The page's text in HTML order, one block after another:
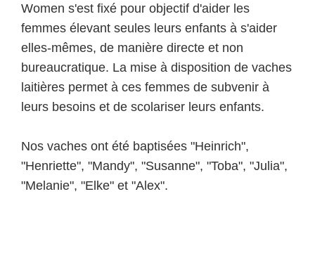
Women s'est fixé pour objectif d'aider les
femmes élevant seules leurs enfants à s'aider
elles-mêmes, de manière directe et non
bureaucratique. La mise à disposition de vaches
laitières permet à ces femmes de subvenir à
leurs besoins et de scolariser leurs enfants.
Nos vaches ont été baptisées "Heinrich",
"Henriette", "Mandy", "Susanne", "Toba", "Julia",
"Melanie", "Elke" et "Alex".